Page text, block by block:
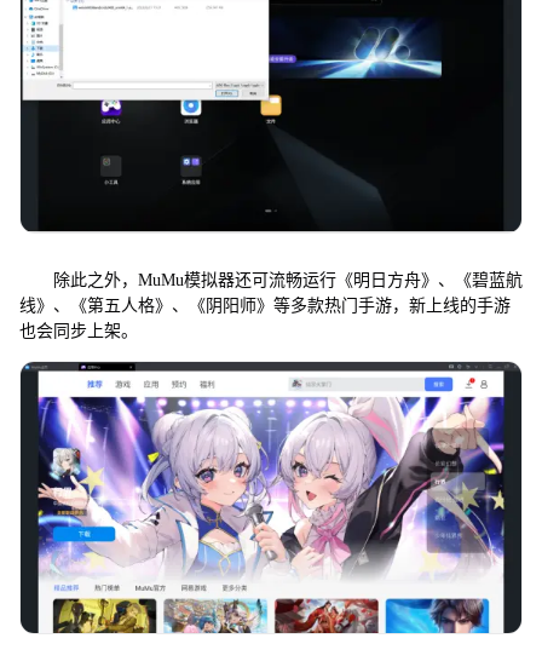
除此之外，MuMu模拟器还可流畅运行《明日方舟》、《碧蓝航
线》、《第五人格》、《阴阳师》等多款热门手游，新上线的手游
也会同步上架。